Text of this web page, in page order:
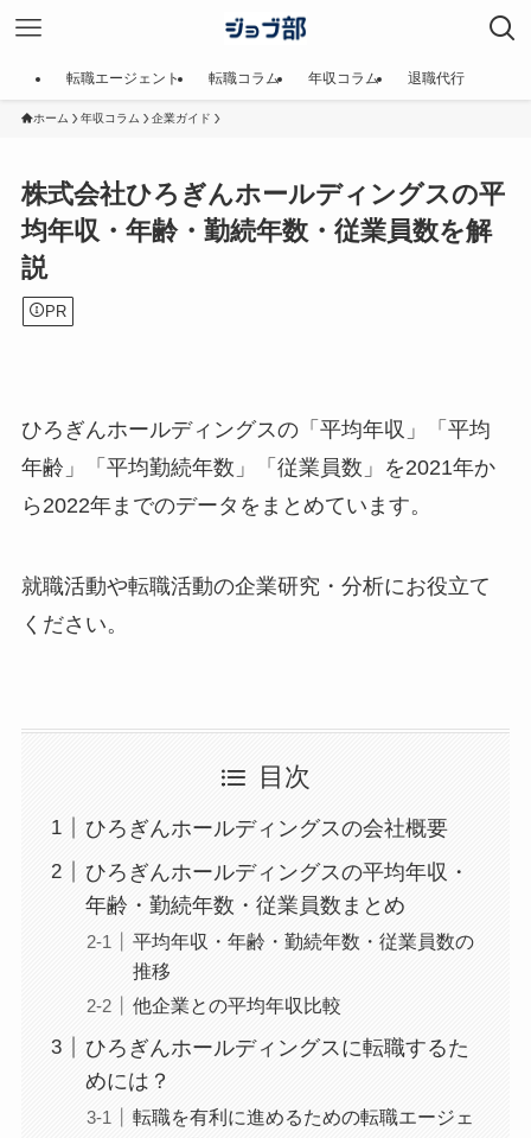
転職エージェント 転職コラム 年収コラム 退職代行
ホーム 年収コラム 企業ガイド
株式会社ひろぎんホールディングスの平
均年収・年齢・勤続年数・従業員数を解
説
PR
ひろぎんホールディングスの「平均年収」「平均
年齢」「平均勤続年数」「従業員数」を2021年か
ら2022年までのデータをまとめています。
就職活動や転職活動の企業研究・分析にお役立て
ください。
目次
ひろぎんホールディングスの会社概要
ひろぎんホールディングスの平均年収・
年齢・勤続年数・従業員数まとめ
平均年収・年齢・勤続年数・従業員数の
推移
他企業との平均年収比較
ひろぎんホールディングスに転職するた
めには？
転職を有利に進めるための転職エージェ